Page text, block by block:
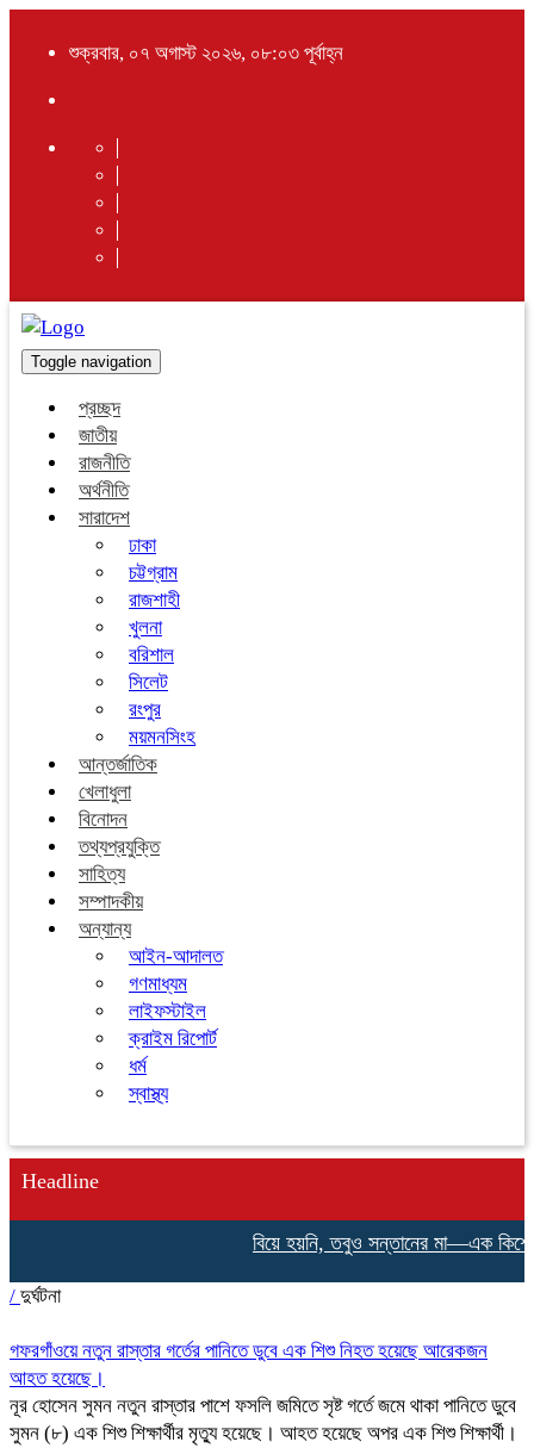
শুক্রবার, ০৭ অগাস্ট ২০২৬, ০৮:০৩ পূর্বাহ্ন
Toggle navigation
প্রচ্ছদ
জাতীয়
রাজনীতি
অর্থনীতি
সারাদেশ
ঢাকা
চট্টগ্রাম
রাজশাহী
খুলনা
বরিশাল
সিলেট
রংপুর
ময়মনসিংহ
আন্তর্জাতিক
খেলাধুলা
বিনোদন
তথ্যপ্রযুক্তি
সাহিত্য
সম্পাদকীয়
অন্যান্য
আইন-আদালত
গণমাধ্যম
লাইফস্টাইল
ক্রাইম রিপোর্ট
ধর্ম
স্বাস্থ্য
Headline
বিয়ে হয়নি, তবুও সন্তানের মা—এক
/ দুর্ঘটনা
গফরগাঁওয়ে নতুন রাস্তার গর্তের পানিতে ডুবে এক শিশু নিহত হয়েছে আরেকজন
আহত হয়েছে।
নূর হোসেন সুমন নতুন রাস্তার পাশে ফসলি জমিতে সৃষ্ট গর্তে জমে থাকা পানিতে ডুবে
সুমন (৮) এক শিশু শিক্ষার্থীর মৃত্যু হয়েছে। আহত হয়েছে অপর এক শিশু শিক্ষার্থী।